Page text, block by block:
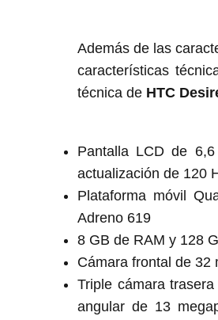
Además de las
características
técnica de HTC
Pantalla LCD de
actualización de 120
Plataforma móvil
Adreno 619
8 GB de RAM y 128
Cámara frontal de 32
Triple cámara
angular de 13